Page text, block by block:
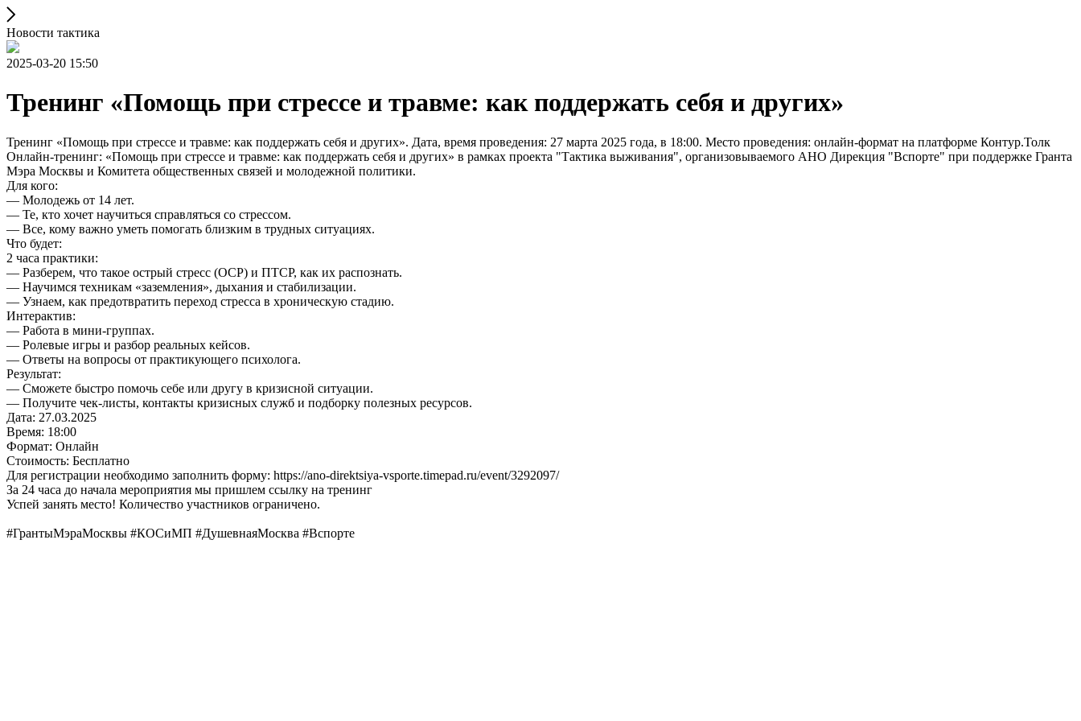
Новости тактика
2025-03-20 15:50
Тренинг «Помощь при стрессе и травме: как поддержать себя и других»
Тренинг «Помощь при стрессе и травме: как поддержать себя и других». Дата, время проведения: 27 марта 2025 года, в 18:00. Место проведения: онлайн-формат на платформе Контур.Толк
Онлайн-тренинг: «Помощь при стрессе и травме: как поддержать себя и других» в рамках проекта "Тактика выживания", организовываемого АНО Дирекция "Вспорте" при поддержке Гранта
Мэра Москвы и Комитета общественных связей и молодежной политики.
Для кого:
— Молодежь от 14 лет.
— Те, кто хочет научиться справляться со стрессом.
— Все, кому важно уметь помогать близким в трудных ситуациях.
Что будет:
2 часа практики:
— Разберем, что такое острый стресс (ОСР) и ПТСР, как их распознать.
— Научимся техникам «заземления», дыхания и стабилизации.
— Узнаем, как предотвратить переход стресса в хроническую стадию.
Интерактив:
— Работа в мини-группах.
— Ролевые игры и разбор реальных кейсов.
— Ответы на вопросы от практикующего психолога.
Результат:
— Сможете быстро помочь себе или другу в кризисной ситуации.
— Получите чек-листы, контакты кризисных служб и подборку полезных ресурсов.
Дата: 27.03.2025
Время: 18:00
Формат: Онлайн
Стоимость: Бесплатно
Для регистрации необходимо заполнить форму: https://ano-direktsiya-vsporte.timepad.ru/event/3292097/
За 24 часа до начала мероприятия мы пришлем ссылку на тренинг
Успей занять место! Количество участников ограничено.
#ГрантыМэраМосквы #КОСиМП #ДушевнаяМосква #Вспорте